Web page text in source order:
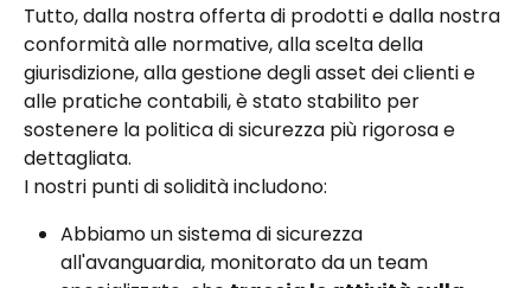
Tutto, dalla nostra offerta di prodotti e dalla nostra
conformità alle normative, alla scelta della
giurisdizione, alla gestione degli asset dei clienti e
alle pratiche contabili, è stato stabilito per
sostenere la politica di sicurezza più rigorosa e
dettagliata.
I nostri punti di solidità includono:
Abbiamo un sistema di sicurezza
all'avanguardia, monitorato da un team